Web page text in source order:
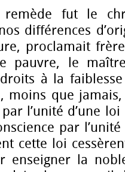
fut le
différences
proclamait
pauvre, le maître
à la
moins que
l’unité d’une
par
cette loi
enseigner la